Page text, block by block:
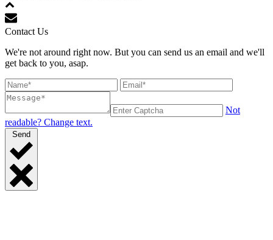
Contact Us
We're not around right now. But you can send us an email and we'll
get back to you, asap.
Not
readable? Change text.
Send